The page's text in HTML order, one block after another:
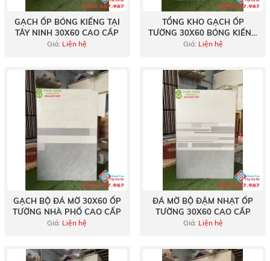
GẠCH ỐP BÓNG KIẾNG TẠI
TÂY NINH 30X60 CAO CẤP
Giá: Liện hệ
TỔNG KHO GẠCH ỐP
TƯỜNG 30X60 BÓNG KIẾNG
TẠI TIỀN GIANG
Giá: Liện hệ
GẠCH BỘ ĐÁ MỜ 30X60 ỐP
TƯỜNG NHÀ PHỐ CAO CẤP
Giá: Liện hệ
ĐÁ MỜ BỘ ĐẬM NHẠT ỐP
TƯỜNG 30X60 CAO CẤP
Giá: Liện hệ